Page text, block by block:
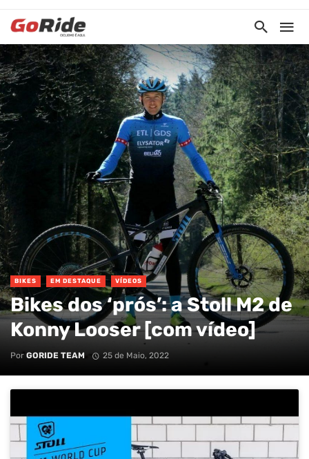
BIKES EM DESTAQUE VÍDEOS
Bikes dos ‘prós’: a Stoll M2 de
Konny Looser [com vídeo]
Por GORIDE TEAM 25 de Maio, 2022